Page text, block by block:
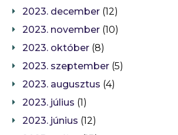
2023. december (12)
2023. november (10)
2023. október (8)
2023. szeptember (5)
2023. augusztus (4)
2023. július (1)
2023. június (12)